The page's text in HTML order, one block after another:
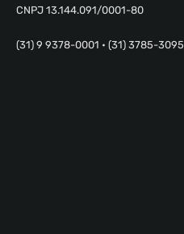
CNPJ 13.144.091/0001-80
(31) 9 9378-0001 • (31) 3785-3095